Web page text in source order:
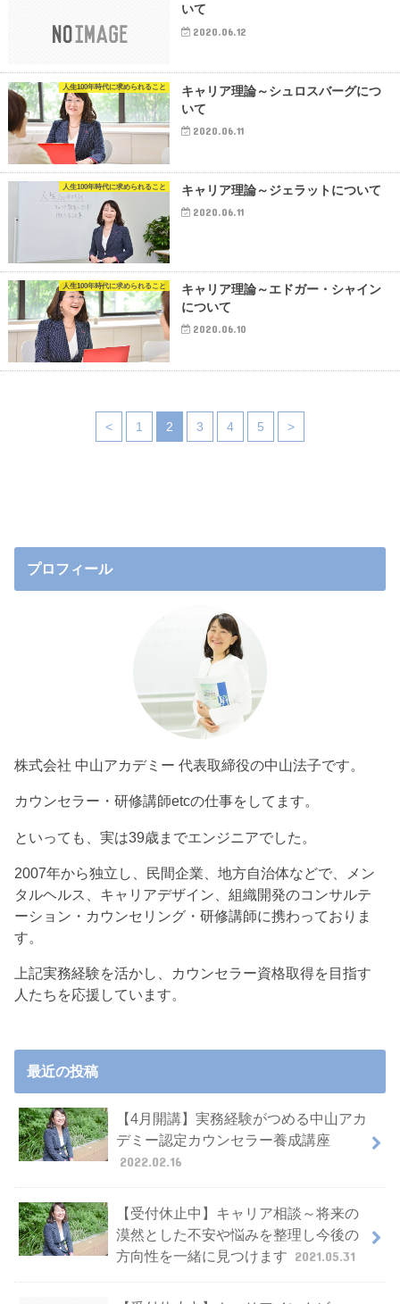
いて
2020.06.12
人生100年時代に求められること
キャリア理論～シュロスバーグにつ
いて
2020.06.11
人生100年時代に求められること キャリア理論～ジェラットについて
2020.06.11
人生100年時代に求められること
キャリア理論～エドガー・シャイン
について
2020.06.10
< 1 2 3 4 5 >
プロフィール
株式会社 中山アカデミー 代表取締役の中山法子です。
カウンセラー・研修講師etcの仕事をしてます。
といっても、実は39歳までエンジニアでした。
2007年から独立し、民間企業、地方自治体などで、メン
タルヘルス、キャリアデザイン、組織開発のコンサルテ
ーション・カウンセリング・研修講師に携わっておりま
す。
上記実務経験を活かし、カウンセラー資格取得を目指す
人たちを応援しています。
最近の投稿
【4月開講】実務経験がつめる中山アカ
デミー認定カウンセラー養成講座
2022.02.16
【受付休止中】キャリア相談～将来の
漠然とした不安や悩みを整理し今後の
方向性を一緒に見つけます 2021.05.31